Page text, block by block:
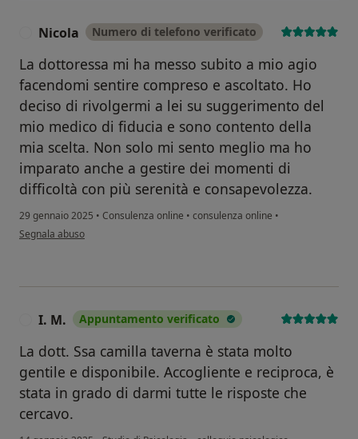
Nicola Numero di telefono verificato
La dottoressa mi ha messo subito a mio agio
facendomi sentire compreso e ascoltato. Ho
deciso di rivolgermi a lei su suggerimento del
mio medico di fiducia e sono contento della
mia scelta. Non solo mi sento meglio ma ho
imparato anche a gestire dei momenti di
difficoltà con più serenità e consapevolezza.
29 gennaio 2025 • Consulenza online • consulenza online •
secondo l'opinione dell'utente Nicola
Segnala abuso
I. M. Appuntamento verificato
La dott. Ssa camilla taverna è stata molto
gentile e disponibile. Accogliente e reciproca, è
stata in grado di darmi tutte le risposte che
cercavo.